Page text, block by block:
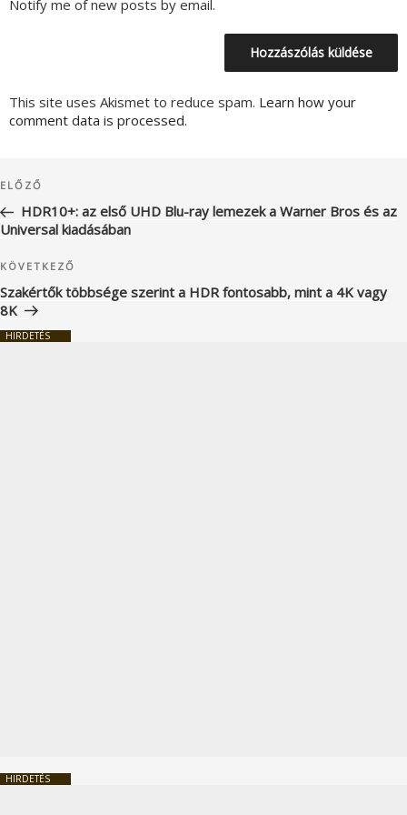
Notify me of new posts by email.
This site uses Akismet to reduce spam. Learn how your
comment data is processed.
navigáció
Korábbi
bejegyzés
ELŐZŐ
HDR10+: az első UHD Blu-ray lemezek a Warner Bros és az
Universal kiadásában
Következő
bejegyzés
KÖVETKEZŐ
Szakértők többsége szerint a HDR fontosabb, mint a 4K vagy
8K
HIRDETÉS
HIRDETÉS